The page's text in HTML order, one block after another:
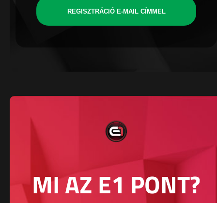
REGISZTRÁCIÓ E-MAIL CÍMMEL
MI AZ E1 PONT?